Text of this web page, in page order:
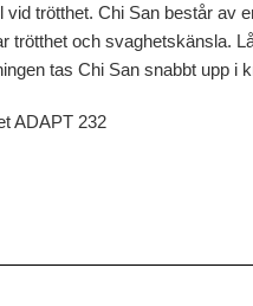
trötthet. Chi San består av
och svaghetskänsla.
tas Chi San snabbt upp i
ADAPT 232